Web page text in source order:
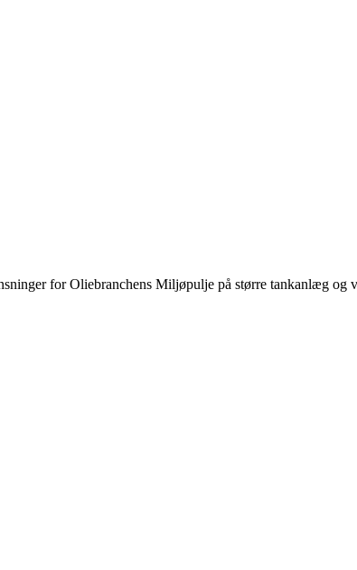
for Oliebranchens Miljøpulje på større tankanlæg